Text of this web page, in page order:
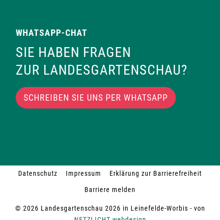
WHATSAPP-CHAT
SIE HABEN FRAGEN
ZUR LANDESGARTENSCHAU?
SCHREIBEN SIE UNS PER WHATSAPP
© 2026 Landesgartenschau 2026 in Leinefelde-Worbis - von
Datenschutz Impressum
Erklärung zur Barrierefreiheit
Barriere melden